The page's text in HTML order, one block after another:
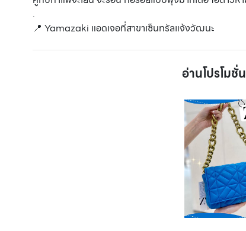
.
📍 Yamazaki แอดเจอที่สาขาเซ็นทรัลแจ้งวัฒนะ
อ่านโปรโมชั่